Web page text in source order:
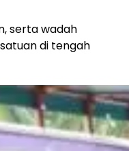
serta wadah
di tengah